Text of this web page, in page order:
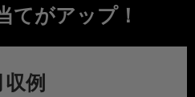
てがアップ！
収例